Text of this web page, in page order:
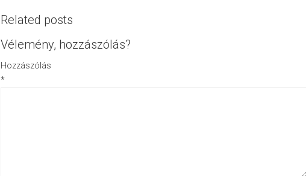
Related posts
Vélemény, hozzászólás?
Hozzászólás
*